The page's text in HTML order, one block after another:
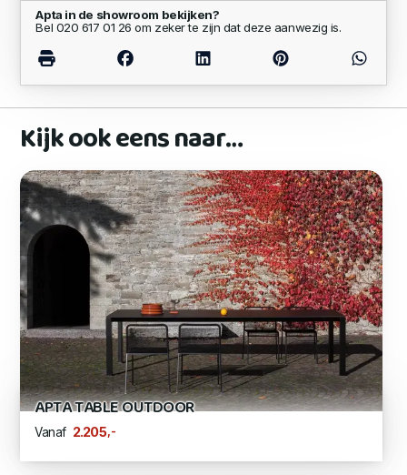
Apta in de showroom bekijken?
Bel 020 617 01 26 om zeker te zijn dat deze aanwezig is.
Kijk ook eens naar…
APTA TABLE OUTDOOR
Vanaf 2.205 ,-